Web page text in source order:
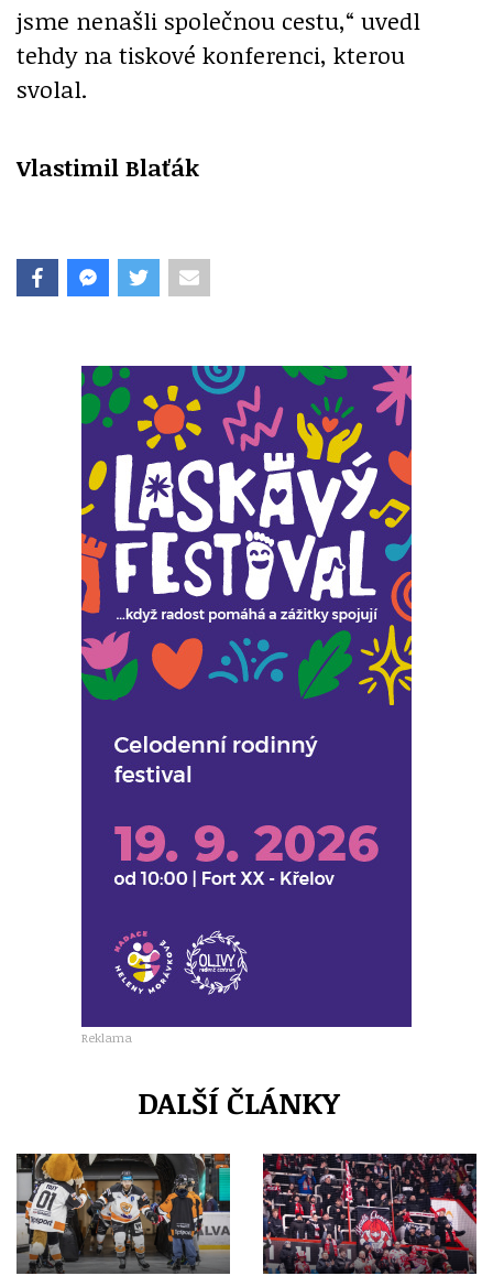
jsme nenašli společnou cestu,“ uvedl
tehdy na tiskové konferenci, kterou
svolal.
Vlastimil Blaťák
Reklama
DALŠÍ ČLÁNKY